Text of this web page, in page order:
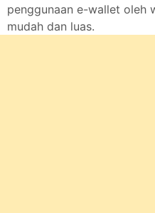
penggunaan e-wallet oleh
mudah dan luas.